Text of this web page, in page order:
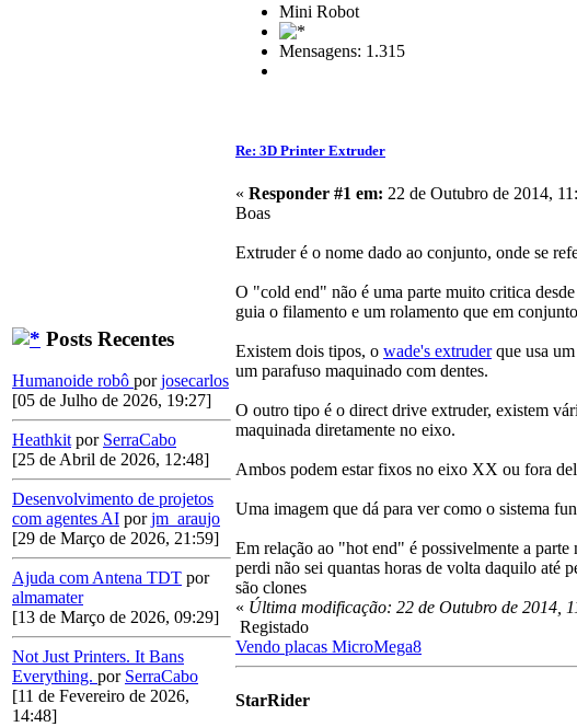
Posts Recentes
Humanoide robô porjosecarlos
[05 de Julho de 2026, 19:27]
Heathkit por SerraCabo
[25 de Abril de 2026, 12:48]
Desenvolvimento de projetos
com agentes AI porjm_araujo
[29 de Março de 2026, 21:59]
Ajuda com Antena TDT por
almamater
[13 de Março de 2026, 09:29]
Not Just Printers. It Bans
Everything. por SerraCabo
[11 de Fevereiro de 2026,
14:48]
Mini Robot
Mensagens: 1.315
Re: 3D Printer Extruder
« Responder #1 em: 22 de Outubro de 2014,
Boas
Extruder é o nome dado ao conjunto, onde se
O "cold end" não é uma parte muito critica
guia o filamento e um rolamento que em
Existem dois tipos, o wade's extruderque usa um
um parafuso maquinado com dentes.
O outro tipo é o direct drive extruder, existem
maquinada diretamente no eixo.
Ambos podem estar fixos no eixo XX ou fora
Uma imagem que dá para ver como o sistema
Em relação ao "hot end" é possivelmente a parte
perdi não sei quantas horas de volta daquilo até
são clones
« Última modificação: 22 de Outubro de 2014,
Registado
Vendo placas MicroMega8
StarRider